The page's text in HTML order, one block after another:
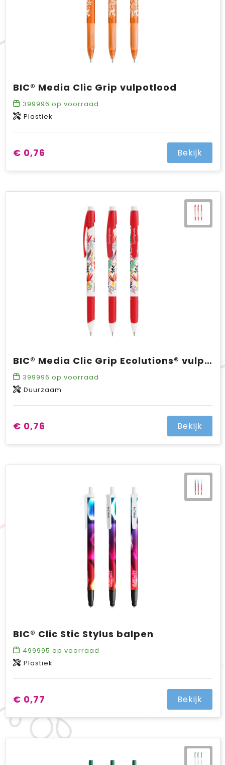
BIC® Media Clic Grip vulpotlood
399996 op voorraad
Plastiek
€ 0,76 Bekijk
BIC® Media Clic Grip Ecolutions® vulpotlood
399996 op voorraad
Duurzaam
€ 0,76 Bekijk
BIC® Clic Stic Stylus balpen
499995 op voorraad
Plastiek
€ 0,77 Bekijk